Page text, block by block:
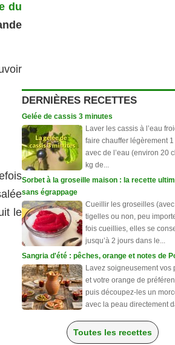
du
le
DERNIÈRES RECETTES
Gelée de cassis 3 minutes
Laver les cassis à l’eau
faire chauffer légèrement 1
avec de l’eau (environ 20
kg de...
Sorbet à la groseille maison : la recette
sans égrappage
Cueillir les groseilles
tigelles ou non, peu
fois cueillies, elles se
jusqu’à 2 jours dans le...
Sangria d'été : pêches, orange et notes de
Lavez soigneusement vos
et votre orange de
puis découpez-les un
avec la peau directement
Toutes les recettes